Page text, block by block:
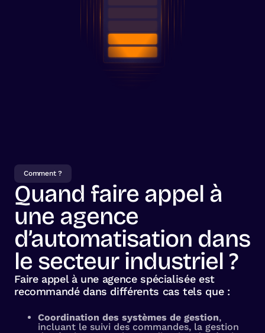
Comment ?
Quand faire appel à
une agence
d’automatisation dans
le secteur industriel ?
Faire appel à une agence spécialisée est
recommandé dans différents cas tels que :
Coordination des systèmes de gestion,
incluant le suivi des commandes, la gestion